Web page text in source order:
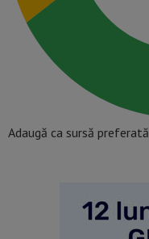
Adaugă ca sursă preferată